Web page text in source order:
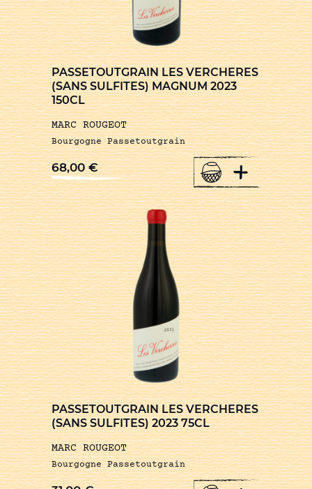
PASSETOUTGRAIN LES VERCHERES
(SANS SULFITES) MAGNUM 2023
150CL
MARC ROUGEOT
Bourgogne Passetoutgrain
68,00€ +
PASSETOUTGRAIN LES VERCHERES
(SANS SULFITES) 2023 75CL
MARC ROUGEOT
Bourgogne Passetoutgrain